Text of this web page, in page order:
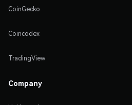
CoinGecko
Coincodex
TradingView
Company